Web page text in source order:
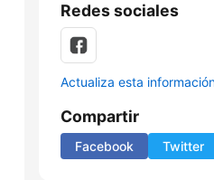
Redes sociales
Actualiza esta
Compartir
Facebook Twitter